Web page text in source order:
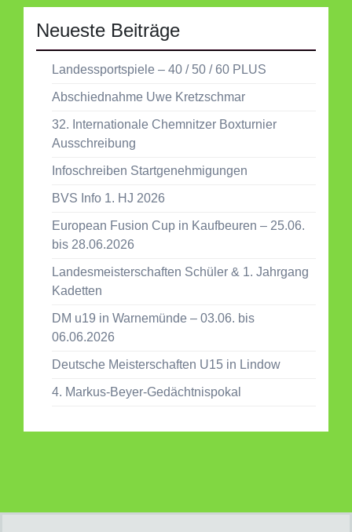
Neueste Beiträge
Landessportspiele – 40 / 50 / 60 PLUS
Abschiednahme Uwe Kretzschmar
32. Internationale Chemnitzer Boxturnier
Ausschreibung
Infoschreiben Startgenehmigungen
BVS Info 1. HJ 2026
European Fusion Cup in Kaufbeuren – 25.06.
bis 28.06.2026
Landesmeisterschaften Schüler & 1. Jahrgang
Kadetten
DM u19 in Warnemünde – 03.06. bis
06.06.2026
Deutsche Meisterschaften U15 in Lindow
4. Markus-Beyer-Gedächtnispokal